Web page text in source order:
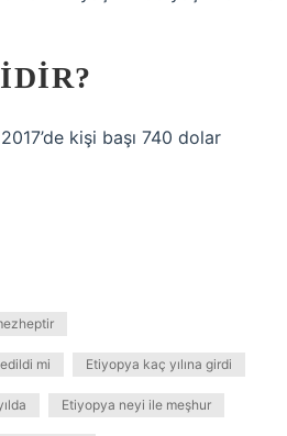
kişi başı 740 dolar
mi Etiyopya kaç yılına girdi
Etiyopya neyi ile meşhur